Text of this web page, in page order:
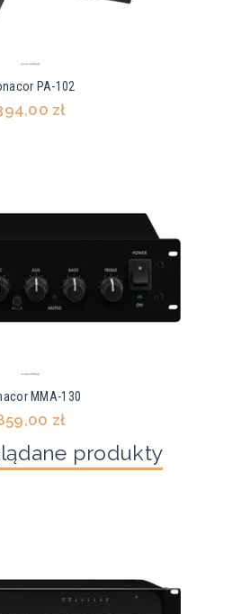
PA-102
zł
MMA-130
zł
produkty